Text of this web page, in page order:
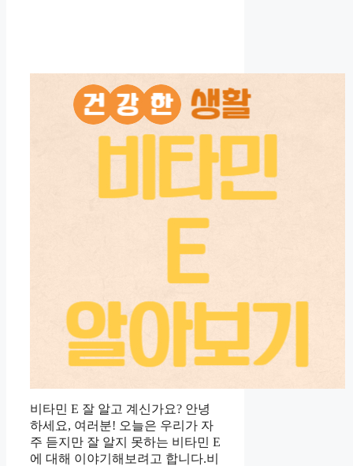
비타민 E 잘 알고 계신가요? 안녕
하세요, 여러분! 오늘은 우리가 자
주 듣지만 잘 알지 못하는 비타민 E
에 대해 이야기해보려고 합니다.비